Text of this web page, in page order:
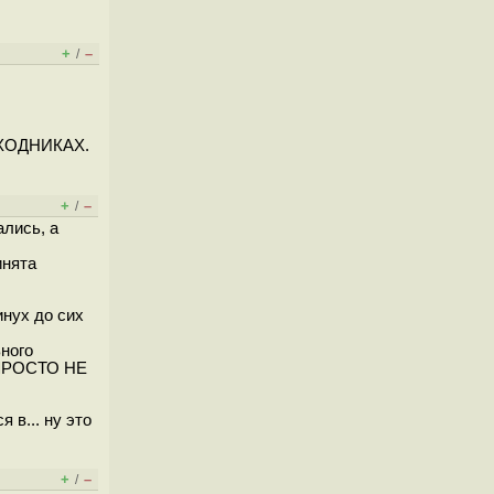
+ / –
+ / –
а
до сих
ПРОСТО НЕ
в... ну это
+ / –